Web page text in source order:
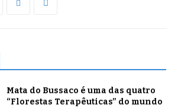
Mata do Bussaco é uma das quatro
“Florestas Terapêuticas” do mundo